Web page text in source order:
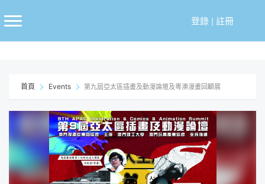
至
登錄| 註冊
首頁 Events 第九屆亞太區插畫及動漫論壇及粵澳漫畫回顧展